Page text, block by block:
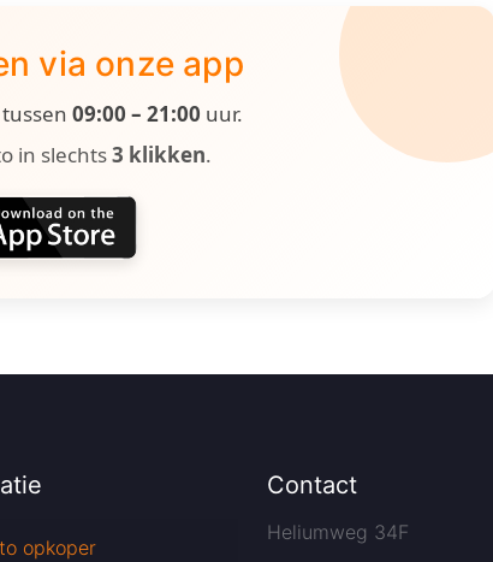
via onze app
09:00 – 21:00 uur.
in slechts3 klikken.
opkoper
Contact
Heliumweg 34F